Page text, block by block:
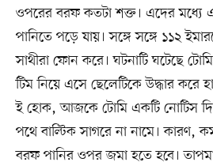
ওপরের বরফ কতটা শক্ত। এদের মধ্যে
পানিতে পড়ে যায়। সঙ্গে সঙ্গে ১১২
সাথীরা ফোন করে। ঘটনাটি ঘটেছে
টিম নিয়ে এসে ছেলেটিকে উদ্ধার করে
ই হোক, আজকে টোমি একটি নোটিস
পথে বাল্টিক সাগরে না নামে। কারণ,
বরফ পানির ওপর জমা হতে হবে।